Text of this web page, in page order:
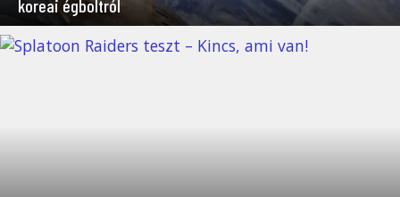
koreai égboltról